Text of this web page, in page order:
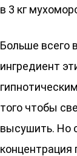
в 3 кг
Больше всего
ингредиент
того чтобы
высушить. Но